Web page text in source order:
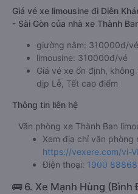
Giá vé xe limousine đi Diên
- Sài Gòn của nhà xe Thành
giường nằm: 310000đ/vé
limousine: 310000đ/vé
Giá vé xe ổn định,
dịp Lễ, Tết cao điểm
Thông tin liên hệ
Văn phòng xe Thành Ban
Xem địa chỉ văn phòng
https://vexere.com/vi-
Điện thoại: 1900
🚌 6. Xe Mạnh Hùng (Bình